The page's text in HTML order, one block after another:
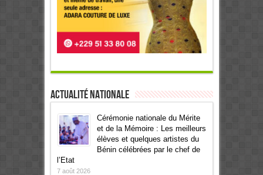
Actualité Nationale
Cérémonie nationale du Mérite
et de la Mémoire : Les meilleurs
élèves et quelques artistes du
Bénin célébrées par le chef de
l’Etat
7 août 2026